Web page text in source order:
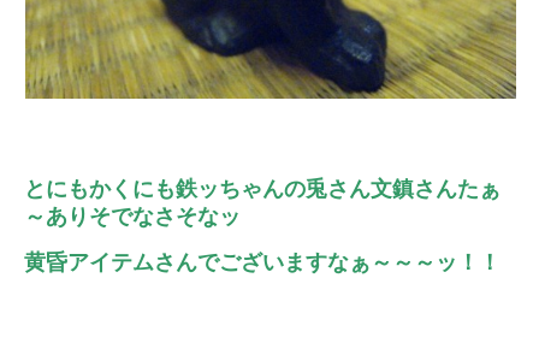
とにもかくにも鉄ッちゃんの兎さん文鎮さんたぁ
～ありそでなさそなッ
黄昏アイテムさんでございますなぁ～～～ッ！！